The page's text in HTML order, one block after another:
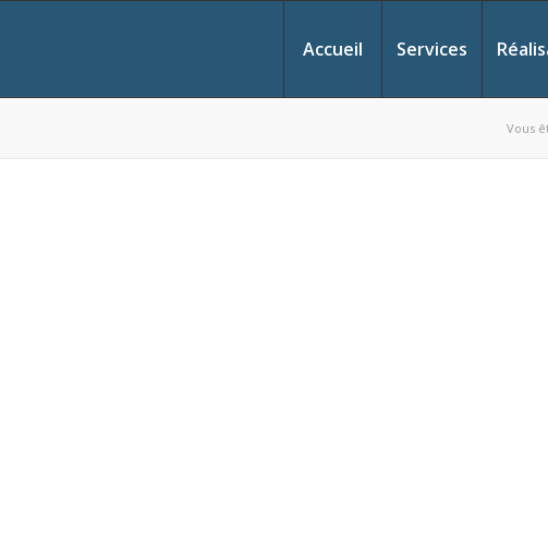
Accueil Services
Vous